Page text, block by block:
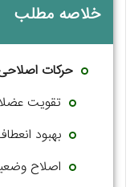
خلاصه مطلب
حرکات
تقویت
بهبود
اصلاح